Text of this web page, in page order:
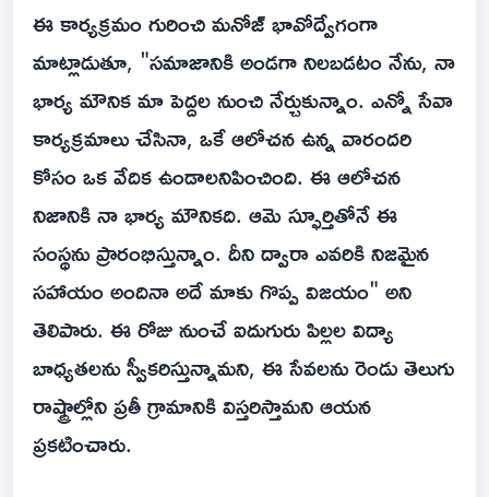
ఈ కార్యక్రమం గురించి మనోజ్ భావోద్వేగంగా
మాట్లాడుతూ, "సమాజానికి అండగా నిలబడటం నేను, నా
భార్య మౌనిక మా పెద్దల నుంచి నేర్చుకున్నాం. ఎన్నో సేవా
కార్యక్రమాలు చేసినా, ఒకే ఆలోచన ఉన్న వారందరి
కోసం ఒక వేదిక ఉండాలనిపించింది. ఈ ఆలోచన
నిజానికి నా భార్య మౌనికది. ఆమె స్ఫూర్తితోనే ఈ
సంస్థను ప్రారంభిస్తున్నాం. దీని ద్వారా ఎవరికి నిజమైన
సహాయం అందినా అదే మాకు గొప్ప విజయం" అని
తెలిపారు. ఈ రోజు నుంచే ఐదుగురు పిల్లల విద్యా
బాధ్యతలను స్వీకరిస్తున్నామని, ఈ సేవలను రెండు తెలుగు
రాష్ట్రాల్లోని ప్రతీ గ్రామానికి విస్తరిస్తామని ఆయన
ప్రకటించారు.